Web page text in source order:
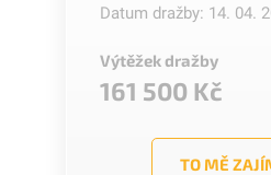
Datum dražby: 14. 04.
Výtěžek dražby
161 500 Kč
TO MĚ